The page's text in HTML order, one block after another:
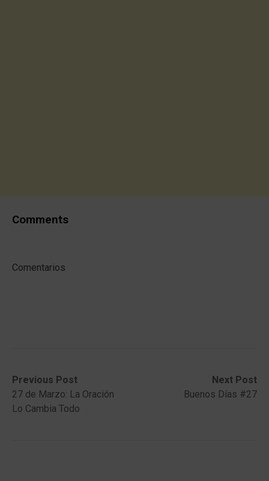
Comments
Comentarios
Post
navigation
Previous Post
Previous
post:27 de Marzo: La Oración
Lo Cambia Todo
Next Post
Next
post:
Buenos Días #27